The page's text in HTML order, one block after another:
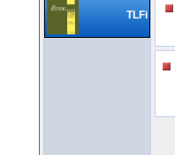
TLFi